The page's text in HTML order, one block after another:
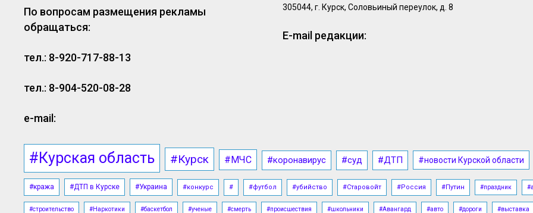
По вопросам размещения рекламы
обращаться:
тел.: 8-920-717-88-13
тел.: 8-904-520-08-28
e-mail:
305044, г. Курск, Соловьиный переулок, д. 8
E-mail редакции:
#Курская область #Курск #МЧС #коронавирус #суд #ДТП #новости Курской области
#кража #ДТП в Курске #Украина #конкурс # #футбол #убийство #Старовойт #Россия #Путин #праздник
#строительство #Наркотики #баскетбол #ученые #смерть #происшествия #школьники #Авангард #авто #дороги #выставка